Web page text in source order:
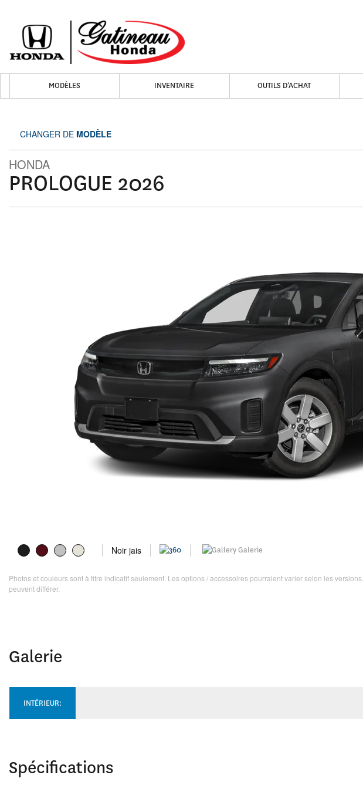
MODÈLES INVENTAIRE OUTILS D’ACHAT
CHANGER DE MODÈLE
HONDA
PROLOGUE 2026
Noir jais Galerie
Photos et couleurs sont à titre indicatif seulement. Les options / accessoires pourraient varier selon les
peuvent différer.
Galerie
INTÉRIEUR:
Spécifications